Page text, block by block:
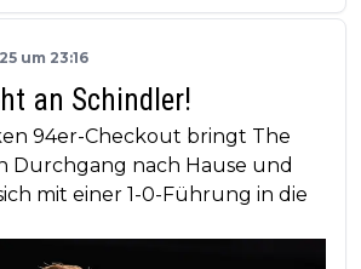
um 23:16
an Schindler!
94er-Checkout bringt The
Durchgang nach Hause und
mit einer 1-0-Führung in die